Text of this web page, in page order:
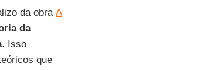
da obra A
da
. Isso
que